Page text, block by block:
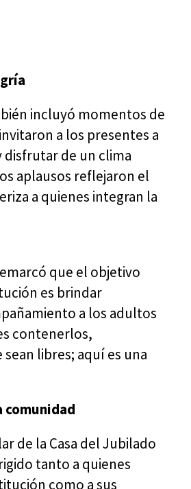
incluyó momentos de
a los presentes a
disfrutar de un clima
aplausos reflejaron el
a quienes integran la
que el objetivo
es brindar
a los adultos
contenerlos,
libres; aquí es una
comunidad
de la Casa del Jubilado
tanto a quienes
como a sus